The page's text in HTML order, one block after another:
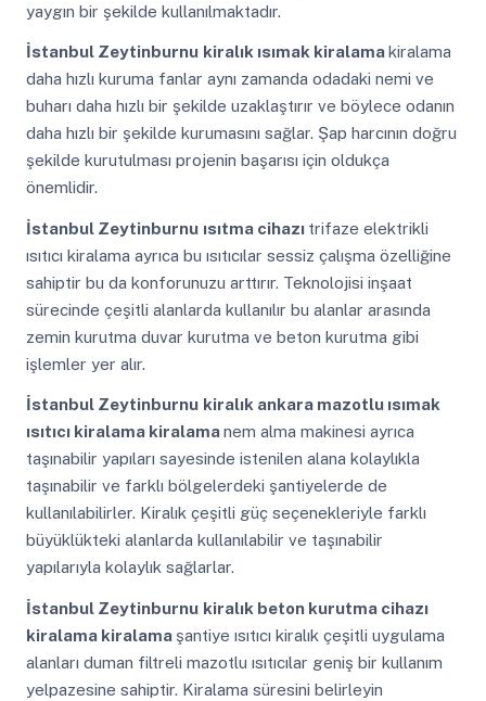
yaygın bir şekilde kullanılmaktadır.
İstanbul Zeytinburnu kiralık ısımak kiralamakiralama
daha hızlı kuruma fanlar aynı zamanda odadaki nemi ve
buharı daha hızlı bir şekilde uzaklaştırır ve böylece odanın
daha hızlı bir şekilde kurumasını sağlar. Şap harcının doğru
şekilde kurutulması projenin başarısı için oldukça
önemlidir.
İstanbul Zeytinburnu ısıtma cihazı trifaze elektrikli
ısıtıcı kiralama ayrıca bu ısıtıcılar sessiz çalışma özelliğine
sahiptir bu da konforunuzu arttırır. Teknolojisi inşaat
sürecinde çeşitli alanlarda kullanılır bu alanlar arasında
zemin kurutma duvar kurutma ve beton kurutma gibi
işlemler yer alır.
İstanbul Zeytinburnu kiralık ankara mazotlu ısımak
ısıtıcı kiralama kiralamanem alma makinesi ayrıca
taşınabilir yapıları sayesinde istenilen alana kolaylıkla
taşınabilir ve farklı bölgelerdeki şantiyelerde de
kullanılabilirler. Kiralık çeşitli güç seçenekleriyle farklı
büyüklükteki alanlarda kullanılabilir ve taşınabilir
yapılarıyla kolaylık sağlarlar.
İstanbul Zeytinburnu kiralık beton kurutma cihazı
kiralama kiralama şantiye ısıtıcı kiralık çeşitli uygulama
alanları duman filtreli mazotlu ısıtıcılar geniş bir kullanım
yelpazesine sahiptir. Kiralama süresini belirleyin